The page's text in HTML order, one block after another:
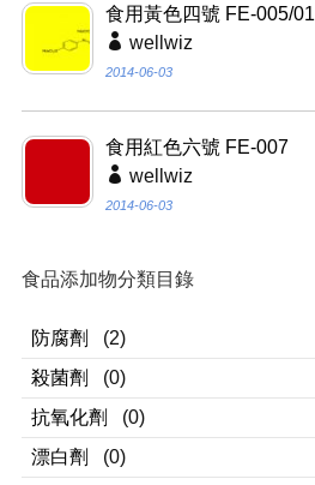
食用黃色四號 FE-005/01
wellwiz
2014-06-03
食用紅色六號 FE-007
wellwiz
2014-06-03
食品添加物分類目錄
防腐劑
(2)
殺菌劑
(0)
抗氧化劑
(0)
漂白劑
(0)